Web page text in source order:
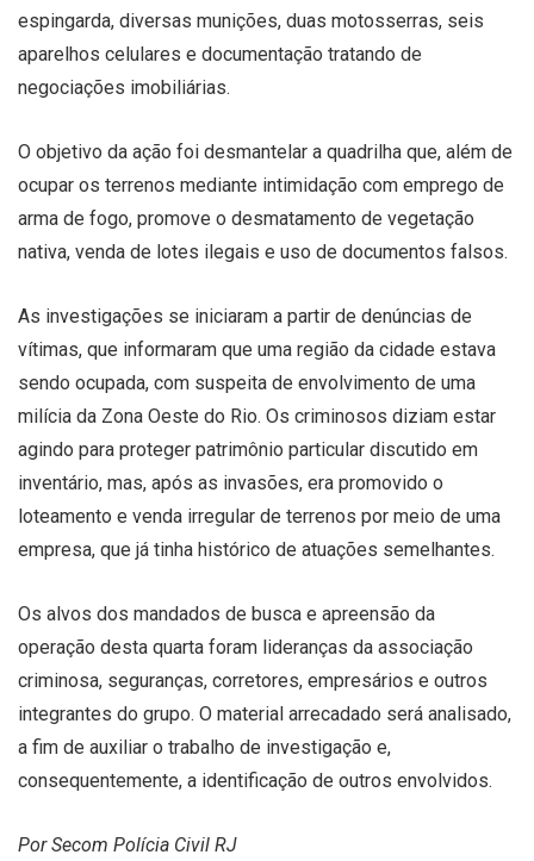
espingarda, diversas munições, duas motosserras, seis
aparelhos celulares e documentação tratando de
negociações imobiliárias.
O objetivo da ação foi desmantelar a quadrilha que, além de
ocupar os terrenos mediante intimidação com emprego de
arma de fogo, promove o desmatamento de vegetação
nativa, venda de lotes ilegais e uso de documentos falsos.
As investigações se iniciaram a partir de denúncias de
vítimas, que informaram que uma região da cidade estava
sendo ocupada, com suspeita de envolvimento de uma
milícia da Zona Oeste do Rio. Os criminosos diziam estar
agindo para proteger patrimônio particular discutido em
inventário, mas, após as invasões, era promovido o
loteamento e venda irregular de terrenos por meio de uma
empresa, que já tinha histórico de atuações semelhantes.
Os alvos dos mandados de busca e apreensão da
operação desta quarta foram lideranças da associação
criminosa, seguranças, corretores, empresários e outros
integrantes do grupo. O material arrecadado será analisado,
a fim de auxiliar o trabalho de investigação e,
consequentemente, a identificação de outros envolvidos.
Por Secom Polícia Civil RJ